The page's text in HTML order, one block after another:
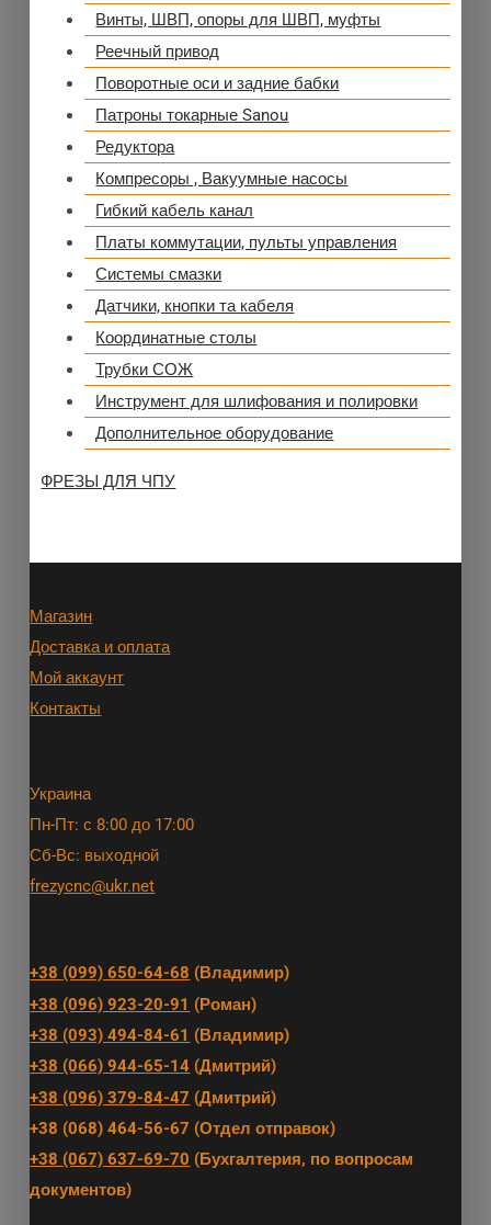
Винты, ШВП, опоры для ШВП, муфты
Реечный привод
Поворотные оси и задние бабки
Патроны токарные Sanou
Редуктора
Компресоры , Вакуумные насосы
Гибкий кабель канал
Платы коммутации, пульты управления
Системы смазки
Датчики, кнопки та кабеля
Координатные столы
Трубки СОЖ
Инструмент для шлифования и полировки
Дополнительное оборудование
ФРЕЗЫ ДЛЯ ЧПУ
Магазин
Доставка и оплата
Мой аккаунт
Контакты
Украина
Пн-Пт: с 8:00 до 17:00
Сб-Вс: выходной
frezycnc@ukr.net
+38 (099) 650-64-68 (Владимир)
+38 (096) 923-20-91 (Роман)
+38 (093) 494-84-61 (Владимир)
+38 (066) 944-65-14 (Дмитрий)
+38 (096) 379-84-47 (Дмитрий)
+38 (068) 464-56-67 (Отдел отправок)
+38 (067) 637-69-70 (Бухгалтерия, по вопросам
документов)